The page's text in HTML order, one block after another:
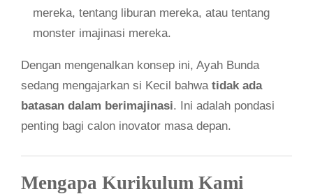
mereka, tentang liburan mereka, atau tentang
monster imajinasi mereka.
Dengan mengenalkan konsep ini, Ayah Bunda
sedang mengajarkan si Kecil bahwa tidak ada
batasan dalam berimajinasi. Ini adalah pondasi
penting bagi calon inovator masa depan.
Mengapa Kurikulum Kami